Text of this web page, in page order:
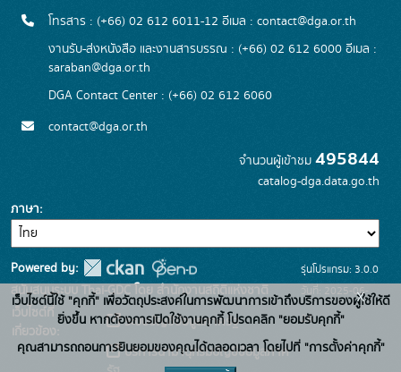
โทรสาร : (+66) 02 612 6011-12 อีเมล : contact@dga.or.th
งานรับ-ส่งหนังสือ และงานสารบรรณ : (+66) 02 612 6000 อีเมล :
saraban@dga.or.th
DGA Contact Center : (+66) 02 612 6060
contact@dga.or.th
จำนวนผู้เข้าชม 495844
catalog-dga.data.go.th
ภาษา
Powered by:
สนับสนุนระบบ Thai-GDC โดย สำนักงานสถิติแห่งชาติ
เว็บไซต์ที่
เกี่ยวข้อง:
ระบบบัญชีข้อมูลภาครัฐ
บริการนามานุกรมบัญชีข้อมูลภาค
รุ่นโปรแกรม: 3.0.0
วันที่: 2025-06-
26
เว็บไซต์นี้ใช้ "คุกกี้" เพื่อวัตถุประสงค์ในการพัฒนาการเข้าถึงบริการของผู้ใช้ให้ดี
ยิ่งขึ้น หากต้องการเปิดใช้งานคุกกี้ โปรดคลิก "ยอมรับคุกกี้"
คุณสามารถถอนการยินยอมของคุณได้ตลอดเวลา โดยไปที่ "การตั้งค่าคุกกี้"
x